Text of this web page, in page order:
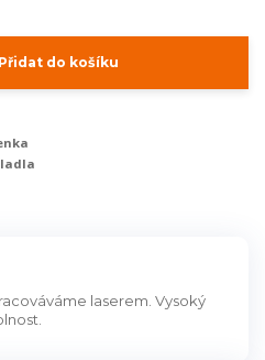
Přidat do košíku
laserem. Vysoký